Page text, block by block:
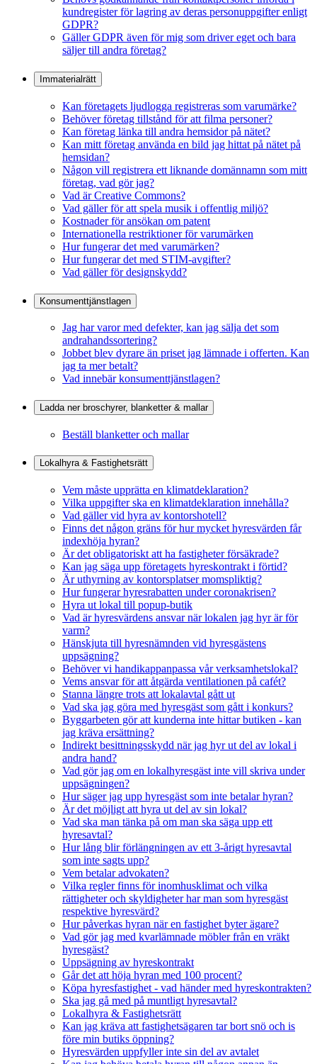
kundregister för lagring av deras personuppgifter enligt
GDPR?
Gäller GDPR även för mig som driver eget och bara
säljer till andra företag?
Immaterialrätt
Kan företagets ljudlogga registreras som varumärke?
Behöver företag tillstånd för att filma personer?
Kan företag länka till andra hemsidor på nätet?
Kan mitt företag använda en bild jag hittat på nätet på
hemsidan?
Någon vill registrera ett liknande domännamn som mitt
företag, vad gör jag?
Vad är Creative Commons?
Vad gäller för att spela musik i offentlig miljö?
Kostnader för ansökan om patent
Internationella restriktioner för varumärken
Hur fungerar det med varumärken?
Hur fungerar det med STIM-avgifter?
Vad gäller för designskydd?
Konsumenttjänstlagen
Jag har varor med defekter, kan jag sälja det som
andrahandssortering?
Jobbet blev dyrare än priset jag lämnade i offerten. Kan
jag ta mer betalt?
Vad innebär konsumenttjänstlagen?
Ladda ner broschyrer, blanketter & mallar
Beställ blanketter och mallar
Lokalhyra & Fastighetsrätt
Vem måste upprätta en klimatdeklaration?
Vilka uppgifter ska en klimatdeklaration innehålla?
Vad gäller vid hyra av kontorshotell?
Finns det någon gräns för hur mycket hyresvärden får
indexhöja hyran?
Är det obligatoriskt att ha fastigheter försäkrade?
Kan jag säga upp företagets hyreskontrakt i förtid?
Är uthyrning av kontorsplatser momspliktig?
Hur fungerar hyresrabatten under coronakrisen?
Hyra ut lokal till popup-butik
Vad är hyresvärdens ansvar när lokalen jag hyr är för
varm?
Hänskjuta till hyresnämnden vid hyresgästens
uppsägning?
Behöver vi handikappanpassa vår verksamhetslokal?
Vems ansvar för att åtgärda ventilationen på cafét?
Stanna längre trots att lokalavtal gått ut
Vad ska jag göra med hyresgäst som gått i konkurs?
Byggarbeten gör att kunderna inte hittar butiken - kan
jag kräva ersättning?
Indirekt besittningsskydd när jag hyr ut del av lokal i
andra hand?
Vad gör jag om en lokalhyresgäst inte vill skriva under
uppsägningen?
Hur säger jag upp hyresgäst som inte betalar hyran?
Är det möjligt att hyra ut del av sin lokal?
Vad ska man tänka på om man ska säga upp ett
hyresavtal?
Hur lång blir förlängningen av ett 3-årigt hyresavtal
som inte sagts upp?
Vem betalar advokaten?
Vilka regler finns för inomhusklimat och vilka
rättigheter och skyldigheter har man som hyresgäst
respektive hyresvärd?
Hur påverkas hyran när en fastighet byter ägare?
Vad gör jag med kvarlämnade möbler från en vräkt
hyresgäst?
Uppsägning av hyreskontrakt
Går det att höja hyran med 100 procent?
Köpa hyresfastighet - vad händer med hyreskontrakten?
Ska jag gå med på muntligt hyresavtal?
Lokalhyra & Fastighetsrätt
Kan jag kräva att fastighetsägaren tar bort snö och is
före min butiks öppning?
Hyresvärden uppfyller inte sin del av avtalet